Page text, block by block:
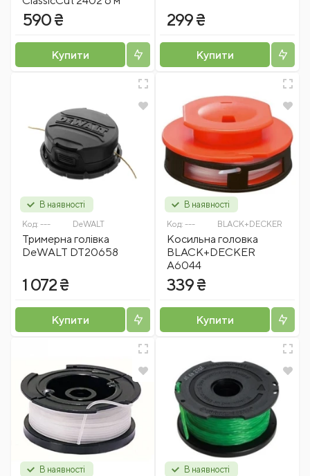
590 ₴
Купити
299 ₴
Купити
В наявності
Код: --- DeWALT
Тримерна голівка
DeWALT DT20658
1 072 ₴
Купити
В наявності
Код: --- BLACK+DECKER
Косильна головка
BLACK+DECKER
A6044
339 ₴
Купити
В наявності
В наявності